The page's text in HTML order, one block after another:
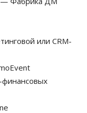
или CRM-
финансовых